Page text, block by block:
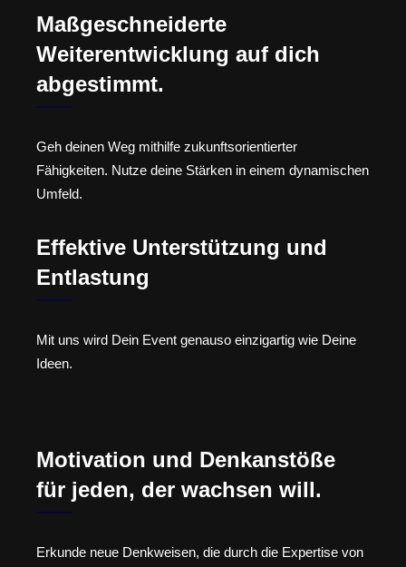
Maßgeschneiderte
Weiterentwicklung auf dich
abgestimmt.
Geh deinen Weg mithilfe zukunftsorientierter
Fähigkeiten. Nutze deine Stärken in einem dynamischen
Umfeld.
Effektive Unterstützung und
Entlastung
Mit uns wird Dein Event genauso einzigartig wie Deine
Ideen.
Motivation und Denkanstöße
für jeden, der wachsen will.
Erkunde neue Denkweisen, die durch die Expertise von